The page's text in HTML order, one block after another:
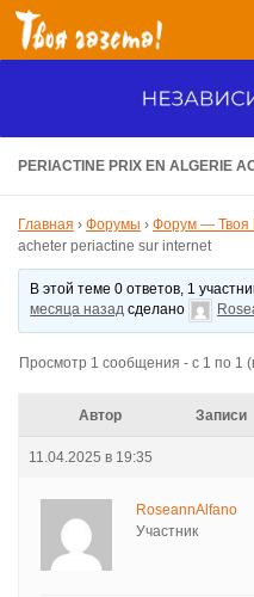
Перейти к содержимому
PERIACTINE PRIX EN ALGERIE
Главная › Форумы › Форум — Твоя
acheter periactine sur internet
В этой теме 0 ответов, 1
месяца назад сделано
Просмотр 1 сообщения - с 1 по 1
Автор Записи
11.04.2025 в 19:35
RoseannAlfano
Участник